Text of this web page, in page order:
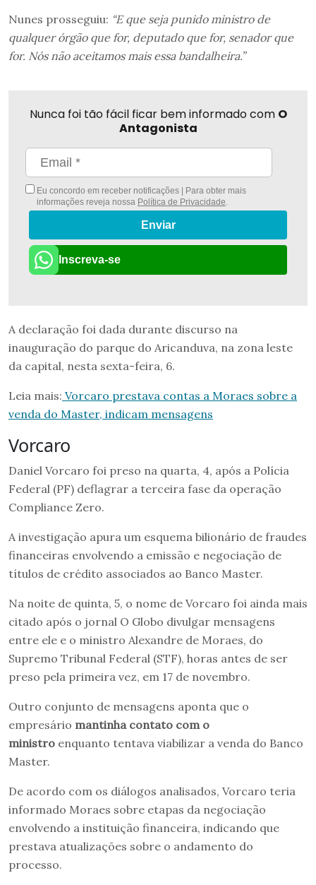
Nunes prosseguiu: “E que seja punido ministro de
qualquer órgão que for, deputado que for, senador que
for. Nós não aceitamos mais essa bandalheira.”
Nunca foi tão fácil ficar bem informado com O
Antagonista
Eu concordo em receber notificações | Para obter mais
informações reveja nossa Política de Privacidade.
Enviar
Inscreva-se
A declaração foi dada durante discurso na
inauguração do parque do Aricanduva, na zona leste
da capital, nesta sexta-feira, 6.
Leia mais: Vorcaro prestava contas a Moraes sobre a
venda do Master, indicam mensagens
Vorcaro
Daniel Vorcaro foi preso na quarta, 4, após a Polícia
Federal (PF) deflagrar a terceira fase da operação
Compliance Zero.
A investigação apura um esquema bilionário de fraudes
financeiras envolvendo a emissão e negociação de
títulos de crédito associados ao Banco Master.
Na noite de quinta, 5, o nome de Vorcaro foi ainda mais
citado após o jornal O Globo divulgar mensagens
entre ele e o ministro Alexandre de Moraes, do
Supremo Tribunal Federal (STF), horas antes de ser
preso pela primeira vez, em 17 de novembro.
Outro conjunto de mensagens aponta que o
empresário mantinha contato com o
ministro enquanto tentava viabilizar a venda do Banco
Master.
De acordo com os diálogos analisados, Vorcaro teria
informado Moraes sobre etapas da negociação
envolvendo a instituição financeira, indicando que
prestava atualizações sobre o andamento do
processo.